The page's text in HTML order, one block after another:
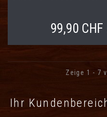
99,90 CHF
Zeige 1 - 7
Ihr